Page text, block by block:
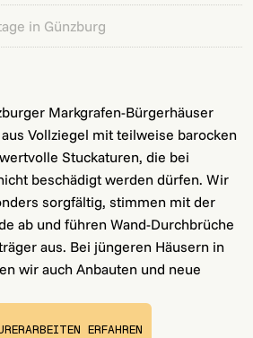
in Günzburg
Markgrafen-Bürgerhäuser
Vollziegel mit teilweise barocken
Stuckaturen, die bei
beschädigt werden dürfen. Wir
sorgfältig, stimmen mit der
ab und führen Wand-Durchbrüche
aus. Bei jüngeren Häusern in
wir auch Anbauten und neue
ERFAHREN